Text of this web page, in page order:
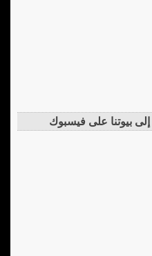
إلى بيوتنا على فيسبوك